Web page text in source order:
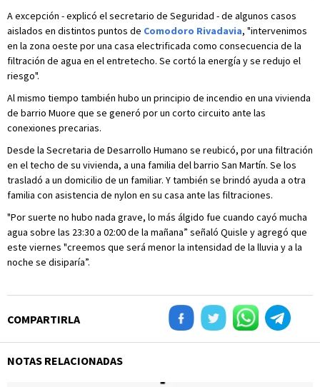
A excepción - explicó el secretario de Seguridad - de algunos casos
aislados en distintos puntos de Comodoro Rivadavia, "intervenimos
en la zona oeste por una casa electrificada como consecuencia de la
filtración de agua en el entretecho. Se cortó la energía y se redujo el
riesgo".
Al mismo tiempo también hubo un principio de incendio en una vivienda
de barrio Muore que se generó por un corto circuito ante las
conexiones precarias.
Desde la Secretaria de Desarrollo Humano se reubicó, por una filtración
en el techo de su vivienda, a una familia del barrio San Martín. Se los
trasladó a un domicilio de un familiar. Y también se brindó ayuda a otra
familia con asistencia de nylon en su casa ante las filtraciones.
"Por suerte no hubo nada grave, lo más álgido fue cuando cayó mucha
agua sobre las 23:30 a 02:00 de la mañana” señaló Quisle y agregó que
este viernes "creemos que será menor la intensidad de la lluvia y a la
noche se disiparía”.
COMPARTIRLA
NOTAS RELACIONADAS